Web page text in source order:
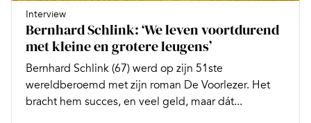
Interview
Bernhard Schlink: ‘We leven voortdurend
met kleine en grotere leugens’
Bernhard Schlink (67) werd op zijn 51ste
wereldberoemd met zijn roman De Voorlezer. Het
bracht hem succes, en veel geld, maar dát...